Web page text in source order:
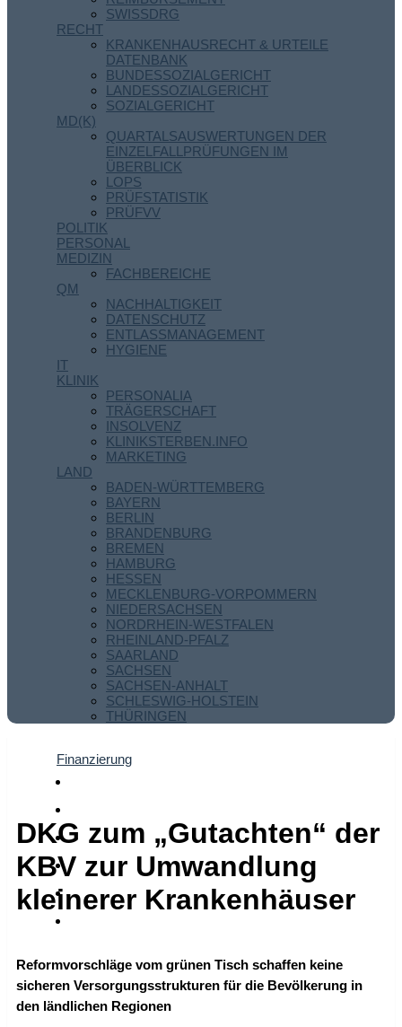
SWISSDRG
RECHT
KRANKENHAUSRECHT & URTEILE
DATENBANK
BUNDESSOZIALGERICHT
LANDESSOZIALGERICHT
SOZIALGERICHT
MD(K)
QUARTALSAUSWERTUNGEN DER
EINZELFALLPRÜFUNGEN IM
ÜBERBLICK
LOPS
PRÜFSTATISTIK
PRÜFVV
POLITIK
PERSONAL
MEDIZIN
FACHBEREICHE
QM
NACHHALTIGKEIT
DATENSCHUTZ
ENTLASSMANAGEMENT
HYGIENE
IT
KLINIK
PERSONALIA
TRÄGERSCHAFT
INSOLVENZ
KLINIKSTERBEN.INFO
MARKETING
LAND
BADEN-WÜRTTEMBERG
BAYERN
BERLIN
BRANDENBURG
BREMEN
HAMBURG
HESSEN
MECKLENBURG-VORPOMMERN
NIEDERSACHSEN
NORDRHEIN-WESTFALEN
RHEINLAND-PFALZ
SAARLAND
SACHSEN
SACHSEN-ANHALT
SCHLESWIG-HOLSTEIN
THÜRINGEN
Finanzierung
DKG zum „Gutachten“ der
KBV zur Umwandlung
kleinerer Krankenhäuser
Reformvorschläge vom grünen Tisch schaffen keine
sicheren Versorgungsstrukturen für die Bevölkerung in
den ländlichen Regionen